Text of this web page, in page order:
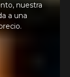
nuestra
a una